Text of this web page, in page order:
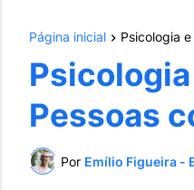
Página inicial Psicologia
Pessoas
Por Emílio Figueira -